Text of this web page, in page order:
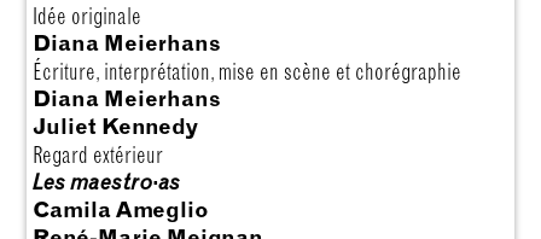
Idée originale
Diana Meierhans
Écriture, interprétation, mise en scène et chorégraphie
Diana Meierhans
Juliet Kennedy
Regard extérieur
Les maestro·as
Camila Ameglio